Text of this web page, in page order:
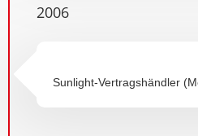
Sunlight-Vertragshändler
2006